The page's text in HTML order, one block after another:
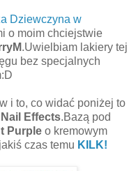
Dziewczyna w
o moim chciejstwie
.Uwielbiam lakiery tej
bez specjalnych
i to, co widać poniżej to
Nail Effects.Bazą pod
Purple o kremowym
czas temu KILK!